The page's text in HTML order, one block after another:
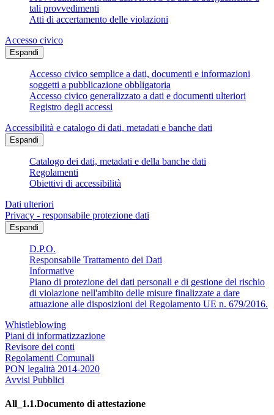
tali provvedimenti
Atti di accertamento delle violazioni
Accesso civico
Espandi
Accesso civico semplice a dati, documenti e informazioni
soggetti a pubblicazione obbligatoria
Accesso civico generalizzato a dati e documenti ulteriori
Registro degli accessi
Accessibilità e catalogo di dati, metadati e banche dati
Espandi
Catalogo dei dati, metadati e della banche dati
Regolamenti
Obiettivi di accessibilità
Dati ulteriori
Privacy - responsabile protezione dati
Espandi
D.P.O.
Responsabile Trattamento dei Dati
Informative
Piano di protezione dei dati personali e di gestione del rischio
di violazione nell'ambito delle misure finalizzate a dare
attuazione alle disposizioni del Regolamento UE n. 679/2016.
Whistleblowing
Piani di informatizzazione
Revisore dei conti
Regolamenti Comunali
PON legalità 2014-2020
Avvisi Pubblici
All_1.1.Documento di attestazione